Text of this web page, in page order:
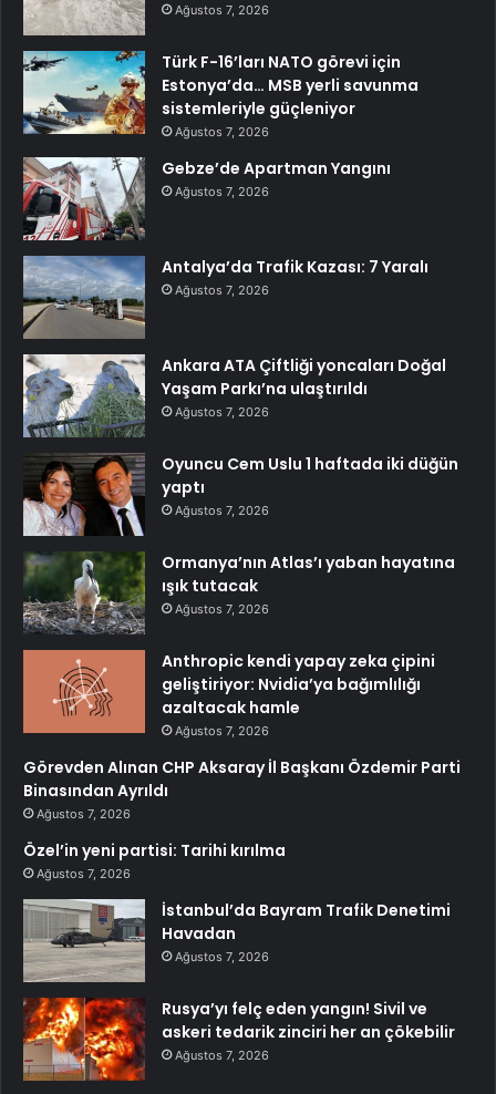
Ağustos 7, 2026
Türk F-16’ları NATO görevi için
Estonya’da… MSB yerli savunma
sistemleriyle güçleniyor
Ağustos 7, 2026
Gebze’de Apartman Yangını
Ağustos 7, 2026
Antalya’da Trafik Kazası: 7 Yaralı
Ağustos 7, 2026
Ankara ATA Çiftliği yoncaları Doğal
Yaşam Parkı’na ulaştırıldı
Ağustos 7, 2026
Oyuncu Cem Uslu 1 haftada iki düğün
yaptı
Ağustos 7, 2026
Ormanya’nın Atlas’ı yaban hayatına
ışık tutacak
Ağustos 7, 2026
Anthropic kendi yapay zeka çipini
geliştiriyor: Nvidia’ya bağımlılığı
azaltacak hamle
Ağustos 7, 2026
Görevden Alınan CHP Aksaray İl Başkanı Özdemir Parti
Binasından Ayrıldı
Ağustos 7, 2026
Özel’in yeni partisi: Tarihi kırılma
Ağustos 7, 2026
İstanbul’da Bayram Trafik Denetimi
Havadan
Ağustos 7, 2026
Rusya’yı felç eden yangın! Sivil ve
askeri tedarik zinciri her an çökebilir
Ağustos 7, 2026